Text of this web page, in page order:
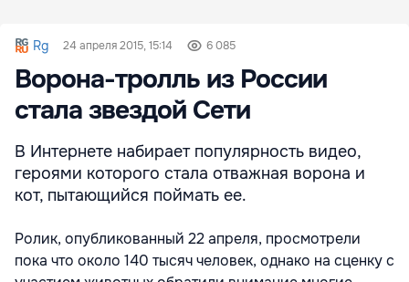
Rg 24 апреля 2015, 15:14 6 085
Ворона-тролль из России
стала звездой Сети
В Интернете набирает популярность видео,
героями которого стала отважная ворона и
кот, пытающийся поймать ее.
Ролик, опубликованный 22 апреля, просмотрели
пока что около 140 тысяч человек, однако на сценку с